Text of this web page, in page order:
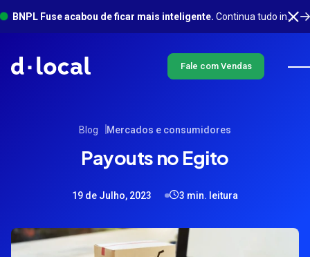
BNPL Fuse acabou de ficar mais inteligente. Continua tudo integrado em um só lugar, com muito mais acontecendo em segundo plano. Saiba mais
Fale com Vendas
Blog Mercados e consumidores
Payouts no Egito
19 de Julho, 2023 3 min. leitura